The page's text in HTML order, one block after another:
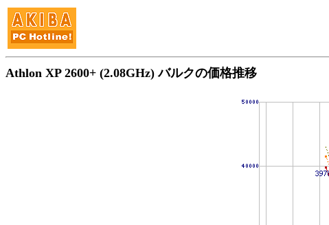
Athlon XP 2600+ (2.08GHz) バルクの価格推移